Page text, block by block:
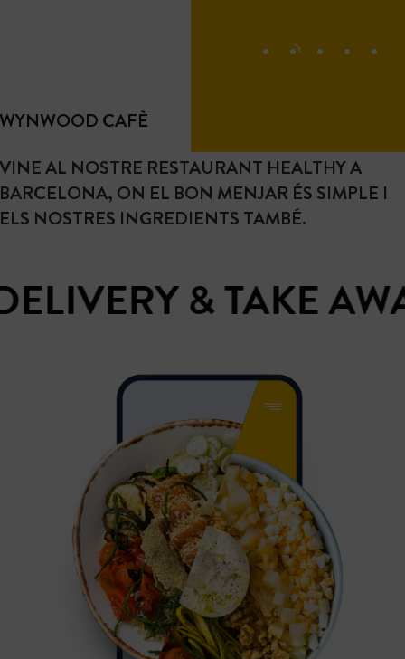
CAFÈ
AL NOSTRE RESTAURANT HEALTHY A
ON EL BON MENJAR ÉS SIMPLE I
NOSTRES INGREDIENTS TAMBÉ.
& TAKE AWAY